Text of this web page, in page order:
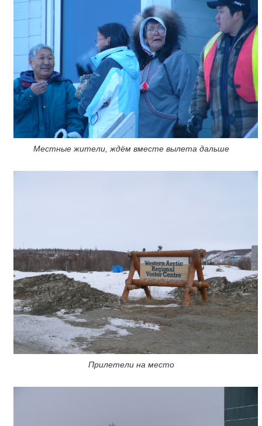
Местные жители, ждём вместе вылета дальше
Прилетели на место